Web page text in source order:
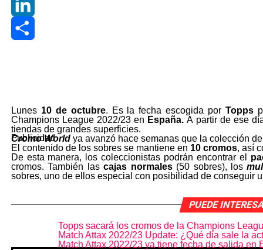
Gmail
LinkedIn
Lunes 10 de octubre. Es la fecha escogida porTopps
Champions League 2022/23 en España.A partir de ese
tiendas de grandes superficies.
Cromo Worldya avanzó hace semanas que la colección
El contenido de los sobres se mantiene en 10 cromos, así
De esta manera, los coleccionistas podrán encontrar el
cromos. También lascajas normales(50 sobres), los
sobres, uno de ellos especial con posibilidad de conseguir
Publicidad
PUEDE
Topps sacará los cromos de la Champions
Match Attax 2022/23 Update: ¿Qué día sale la
Match Attax 2022/23 ya tiene fecha de salida en